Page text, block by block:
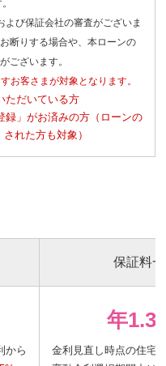
び保証会社の審査がございま
断りする場合や、本ローンの
ございます。
お客さまが対象となります。
ただいている方
録」がお済みの方（ローンの
れた方も対象）
保証料
から
年
金利見直し時点の住宅